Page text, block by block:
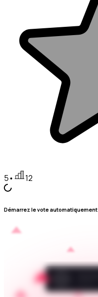
5• 12
Démarrez le vote automatiquement